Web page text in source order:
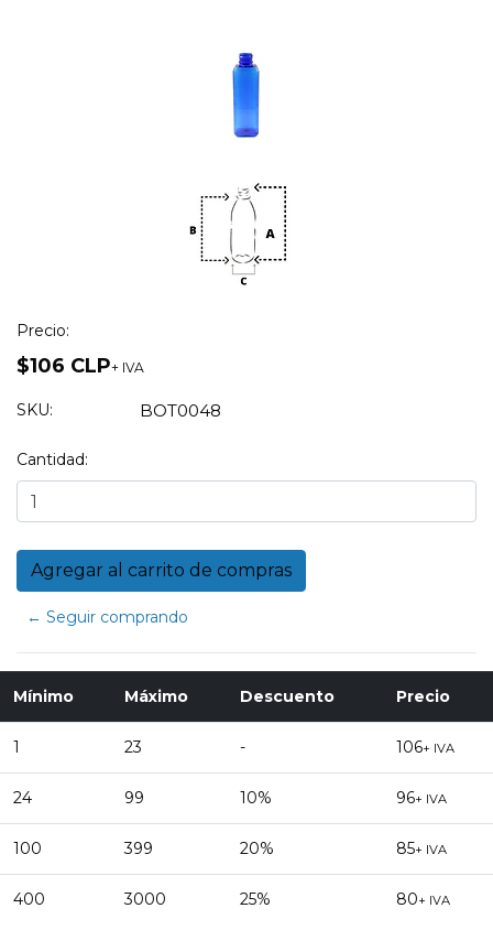
Precio:
$106 CLP+ IVA
SKU: BOT0048
Cantidad:
← Seguir comprando
Mínimo Máximo Descuento Precio
1 23 - 106+ IVA
24 99 10% 96+ IVA
100 399 20% 85+ IVA
400 3000 25% 80+ IVA